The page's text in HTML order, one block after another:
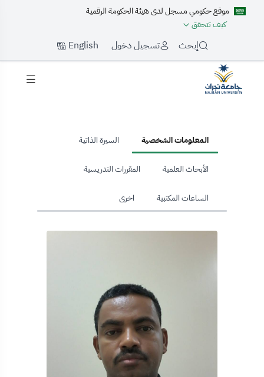
موقع حكومي مسجل لدى هيئة الحكومة الرقمية
كيف تتحقق
إبحث تسجيل دخول English
المعلومات الشخصية السيرة الذاتية
الأبحاث العلمية المقررات التدريسية
الساعات المكتبية اخرى